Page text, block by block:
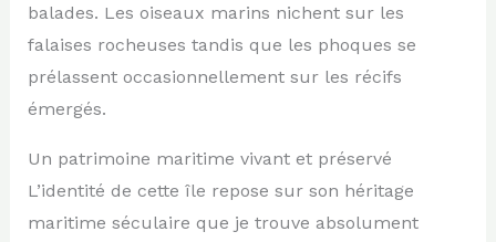
balades. Les oiseaux marins nichent sur les
falaises rocheuses tandis que les phoques se
prélassent occasionnellement sur les récifs
émergés.
Un patrimoine maritime vivant et préservé
L’identité de cette île repose sur son héritage
maritime séculaire que je trouve absolument